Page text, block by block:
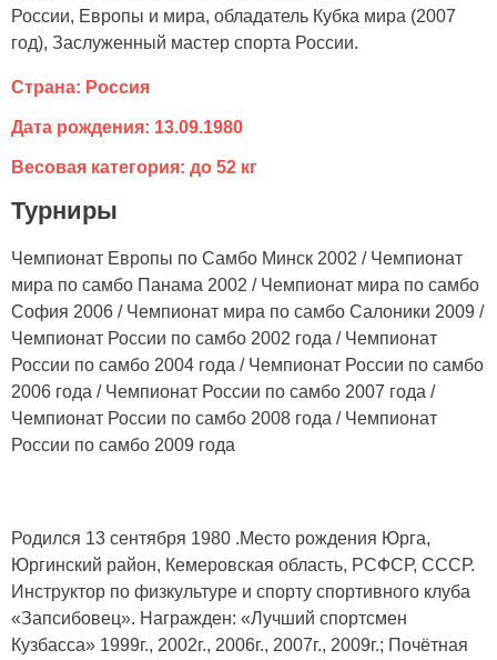
России, Европы и мира, обладатель Кубка мира (2007
год), Заслуженный мастер спорта России.
Страна: Россия
Дата рождения: 13.09.1980
Весовая категория: до 52 кг
Турниры
Чемпионат Европы по Самбо Минск 2002 / Чемпионат
мира по самбо Панама 2002 / Чемпионат мира по самбо
София 2006 / Чемпионат мира по самбо Салоники 2009 /
Чемпионат России по самбо 2002 года / Чемпионат
России по самбо 2004 года / Чемпионат России по самбо
2006 года / Чемпионат России по самбо 2007 года /
Чемпионат России по самбо 2008 года / Чемпионат
России по самбо 2009 года
Родился 13 сентября 1980 .Место рождения Юрга,
Юргинский район, Кемеровская область, РСФСР, СССР.
Инструктор по физкультуре и спорту спортивного клуба
«Запсибовец». Награжден: «Лучший спортсмен
Кузбасса» 1999г., 2002г., 2006г., 2007г., 2009г.; Почётная